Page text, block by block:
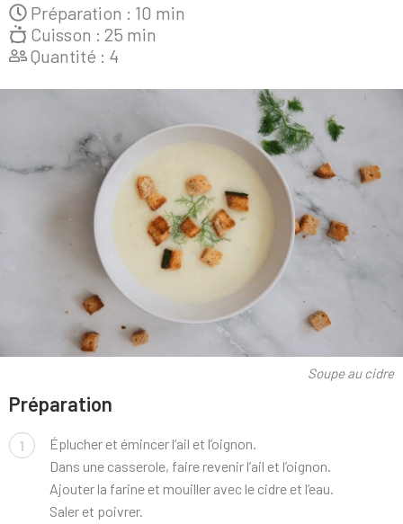
Préparation : 10 min
Cuisson : 25 min
Quantité : 4
Soupe au cidre
Préparation
1
Éplucher et émincer l’ail et l’oignon.
Dans une casserole, faire revenir l’ail et l’oignon.
Ajouter la farine et mouiller avec le cidre et l’eau.
Saler et poivrer.